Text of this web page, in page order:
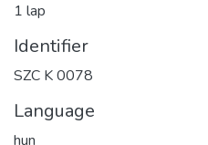
1 lap
Identifier
SZC K 0078
Language
hun